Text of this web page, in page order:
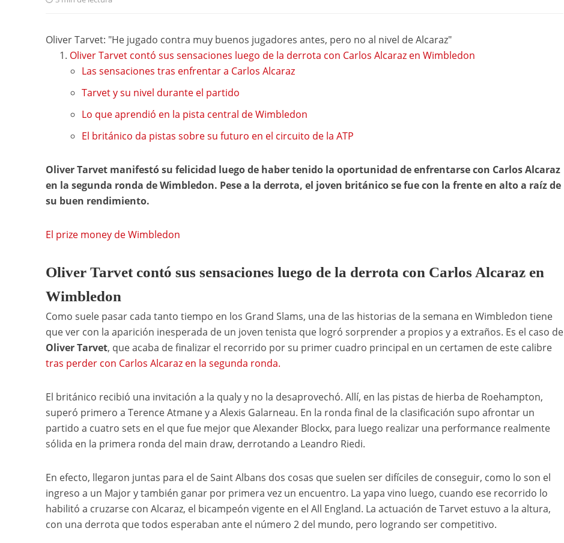
Oliver Tarvet: "He jugado contra muy buenos jugadores antes, pero no al nivel de Alcaraz"
Oliver Tarvet contó sus sensaciones luego de la derrota con Carlos Alcaraz en Wimbledon
Las sensaciones tras enfrentar a Carlos Alcaraz
Tarvet y su nivel durante el partido
Lo que aprendió en la pista central de Wimbledon
El británico da pistas sobre su futuro en el circuito de la ATP
Oliver Tarvet manifestó su felicidad luego de haber tenido la oportunidad de enfrentarse con Carlos Alcaraz
en la segunda ronda de Wimbledon. Pese a la derrota, el joven británico se fue con la frente en alto a raíz de
su buen rendimiento.
El prize money de Wimbledon
Oliver Tarvet contó sus sensaciones luego de la derrota con Carlos Alcaraz en
Wimbledon
Como suele pasar cada tanto tiempo en los Grand Slams, una de las historias de la semana en Wimbledon tiene
que ver con la aparición inesperada de un joven tenista que logró sorprender a propios y a extraños. Es el caso de
Oliver Tarvet, que acaba de finalizar el recorrido por su primer cuadro principal en un certamen de este calibre
tras perder con Carlos Alcaraz en la segunda ronda.
El británico recibió una invitación a la qualy y no la desaprovechó. Allí, en las pistas de hierba de Roehampton,
superó primero a Terence Atmane y a Alexis Galarneau. En la ronda final de la clasificación supo afrontar un
partido a cuatro sets en el que fue mejor que Alexander Blockx, para luego realizar una performance realmente
sólida en la primera ronda del main draw, derrotando a Leandro Riedi.
En efecto, llegaron juntas para el de Saint Albans dos cosas que suelen ser difíciles de conseguir, como lo son el
ingreso a un Major y también ganar por primera vez un encuentro. La yapa vino luego, cuando ese recorrido lo
habilitó a cruzarse con Alcaraz, el bicampeón vigente en el All England. La actuación de Tarvet estuvo a la altura,
con una derrota que todos esperaban ante el número 2 del mundo, pero logrando ser competitivo.